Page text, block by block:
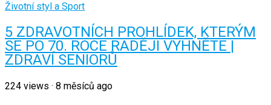
Životní styl a Sport
5 ZDRAVOTNÍCH PROHLÍDEK, KTERÝM
SE PO 70. ROCE RADĚJI VYHNĚTE |
ZDRAVÍ SENIORŮ
224 views · 8 měsíců ago